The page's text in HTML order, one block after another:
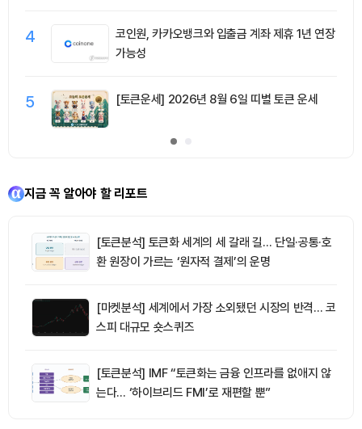
4
코인원, 카카오뱅크와 입출금 계좌 제휴 1년 연장
가능성
5 [토큰운세] 2026년 8월 6일 띠별 토큰 운세
지금 꼭 알아야 할 리포트
[토큰분석] 토큰화 세계의 세 갈래 길… 단일·공통·호
환 원장이 가르는 ‘원자적 결제’의 운명
[마켓분석] 세계에서 가장 소외됐던 시장의 반격… 코
스피 대규모 숏스퀴즈
[토큰분석] IMF “토큰화는 금융 인프라를 없애지 않
는다… ‘하이브리드 FMI’로 재편할 뿐”